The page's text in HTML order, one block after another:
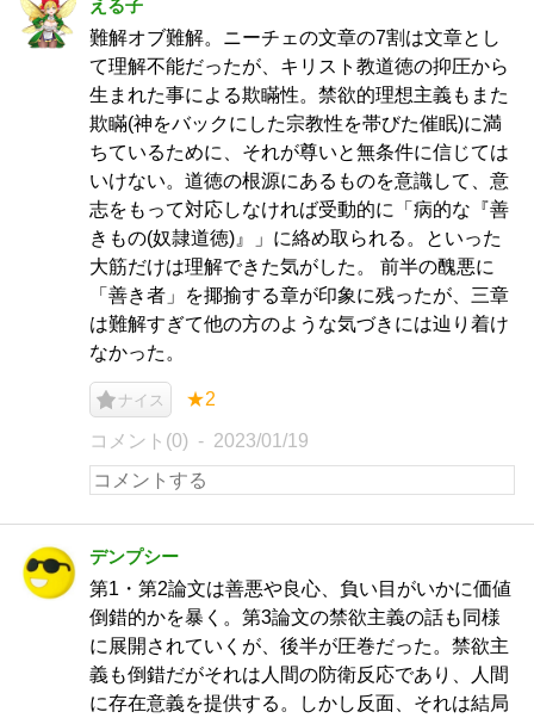
える子
難解オブ難解。ニーチェの文章の7割は文章とし
て理解不能だったが、キリスト教道徳の抑圧から
生まれた事による欺瞞性。禁欲的理想主義もまた
欺瞞(神をバックにした宗教性を帯びた催眠)に満
ちているために、それが尊いと無条件に信じては
いけない。道徳の根源にあるものを意識して、意
志をもって対応しなければ受動的に「病的な『善
きもの(奴隷道徳)』」に絡め取られる。といった
大筋だけは理解できた気がした。 前半の醜悪に
「善き者」を揶揄する章が印象に残ったが、三章
は難解すぎて他の方のような気づきには辿り着け
なかった。
ナイス ★2
コメント(0) 2023/01/19
デンプシー
第1・第2論文は善悪や良心、負い目がいかに価値
倒錯的かを暴く。第3論文の禁欲主義の話も同様
に展開されていくが、後半が圧巻だった。禁欲主
義も倒錯だがそれは人間の防衛反応であり、人間
に存在意義を提供する。しかし反面、それは結局